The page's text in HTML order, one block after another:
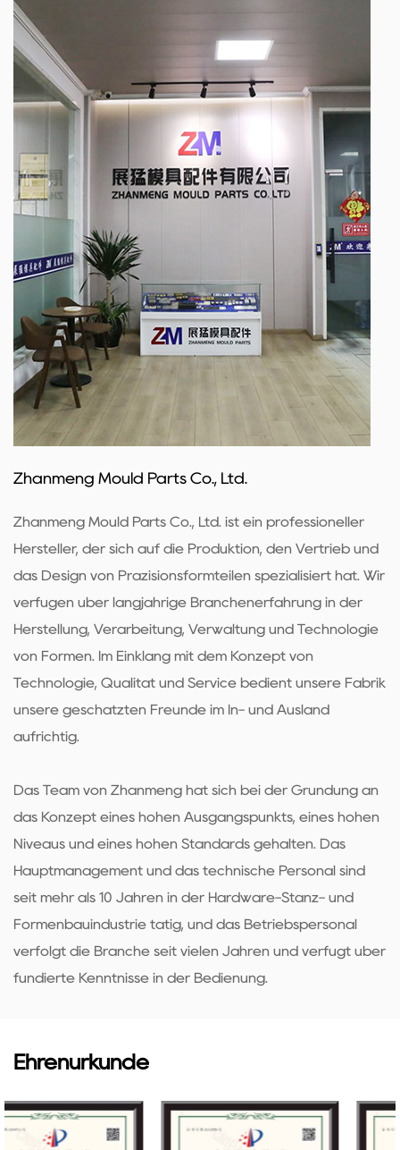
Formteile genau ausgerichtet sind, was zur Produktion
hochwertiger Kunststoffkomponenten führt.
Zusammenfassend lässt sich sagen, dass der
Positionierblock für Kunststoffformteile ein Beweis für
unser Engagement ist, praktische und effektive
Lösungen für den Fertigungssektor bereitzustellen.
Seine unauffällige, aber entscheidende Rolle im
Formprozess macht es zu einem Werkzeug für
Hersteller, die Präzision, Haltbarkeit und Kosteneffizienz
suchen. Während wir unser Produktangebot
kontinuierlich weiterentwickeln und verfeinern, bleibt
der Ortungsblock für Kunststoffformteile eine
zuverlässige und stabile Wahl für diejenigen, die ihre
Kunststoffformvorgänge optimieren möchten.
Zhanmeng Mould Parts Co., Ltd.
Zhanmeng Mould Parts Co., Ltd. ist ein professioneller
Hersteller, der sich auf die Produktion, den Vertrieb und
das Design von Präzisionsformteilen spezialisiert hat. Wir
verfügen über langjährige Branchenerfahrung in der
Herstellung, Verarbeitung, Verwaltung und Technologie
von Formen. Im Einklang mit dem Konzept von
Technologie, Qualität und Service bedient unsere Fabrik
unsere geschätzten Freunde im In- und Ausland
aufrichtig.
Das Team von Zhanmeng hat sich bei der Gründung an
das Konzept eines hohen Ausgangspunkts, eines hohen
Niveaus und eines hohen Standards gehalten. Das
Hauptmanagement und das technische Personal sind
seit mehr als 10 Jahren in der Hardware-Stanz- und
Formenbauindustrie tätig, und das Betriebspersonal
verfolgt die Branche seit vielen Jahren und verfügt über
fundierte Kenntnisse in der Bedienung.
Ehrenurkunde